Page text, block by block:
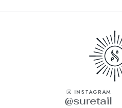
INSTAGRAM
@suretail